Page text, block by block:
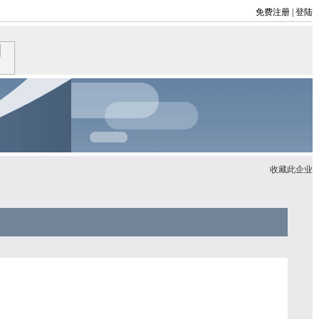
免费注册 登陆
收藏此企业